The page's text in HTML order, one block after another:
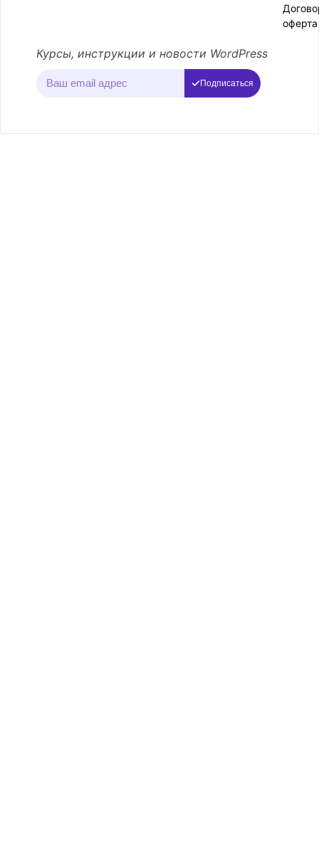
оферта
Курсы, инструкции и новости WordPress
Подписаться